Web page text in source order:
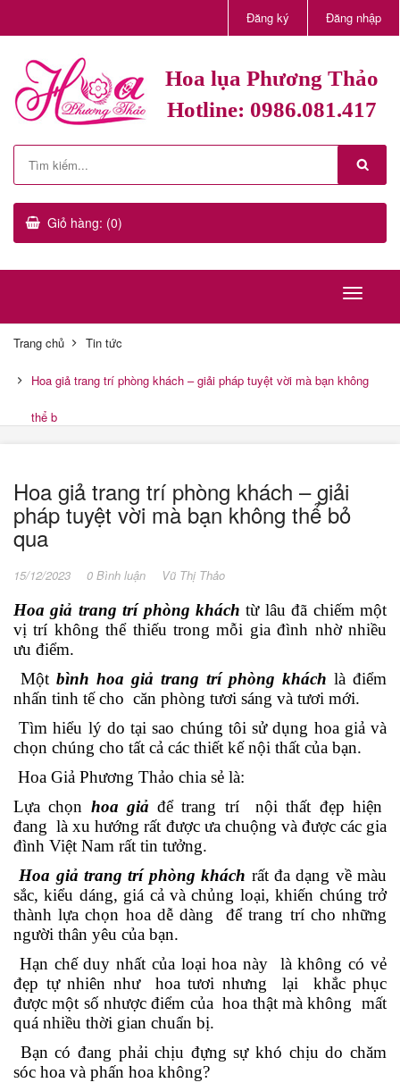
Đăng ký Đăng nhập
Hoa lụa Phương Thảo
Hotline: 0986.081.417
Giỏ hàng: (0)
Trang chủ Tin tức
Hoa giả trang trí phòng khách – giải pháp tuyệt vời mà bạn không
thể b
Hoa giả trang trí phòng khách – giải
pháp tuyệt vời mà bạn không thể bỏ
qua
15/12/2023 0 Bình luận Vũ Thị Thảo
Hoa giả trang trí phòng khách từ lâu đã chiếm một
vị trí không thể thiếu trong mỗi gia đình nhờ nhiều
ưu điểm.
Một bình hoa giả trang trí phòng khách là điểm
nhấn tinh tế cho căn phòng tươi sáng và tươi mới.
Tìm hiểu lý do tại sao chúng tôi sử dụng hoa giả và
chọn chúng cho tất cả các thiết kế nội thất của bạn.
Hoa Giả Phương Thảo chia sẻ là:
Lựa chọn hoa giả để trang trí nội thất đẹp hiện
đang là xu hướng rất được ưa chuộng và được các gia
đình Việt Nam rất tin tưởng.
Hoa giả trang trí phòng khách rất đa dạng về màu
sắc, kiểu dáng, giá cả và chủng loại, khiến chúng trở
thành lựa chọn hoa dễ dàng để trang trí cho những
người thân yêu của bạn.
Hạn chế duy nhất của loại hoa này là không có vẻ
đẹp tự nhiên như hoa tươi nhưng lại khắc phục
được một số nhược điểm của hoa thật mà không mất
quá nhiều thời gian chuẩn bị.
Bạn có đang phải chịu đựng sự khó chịu do chăm
sóc hoa và phấn hoa không?